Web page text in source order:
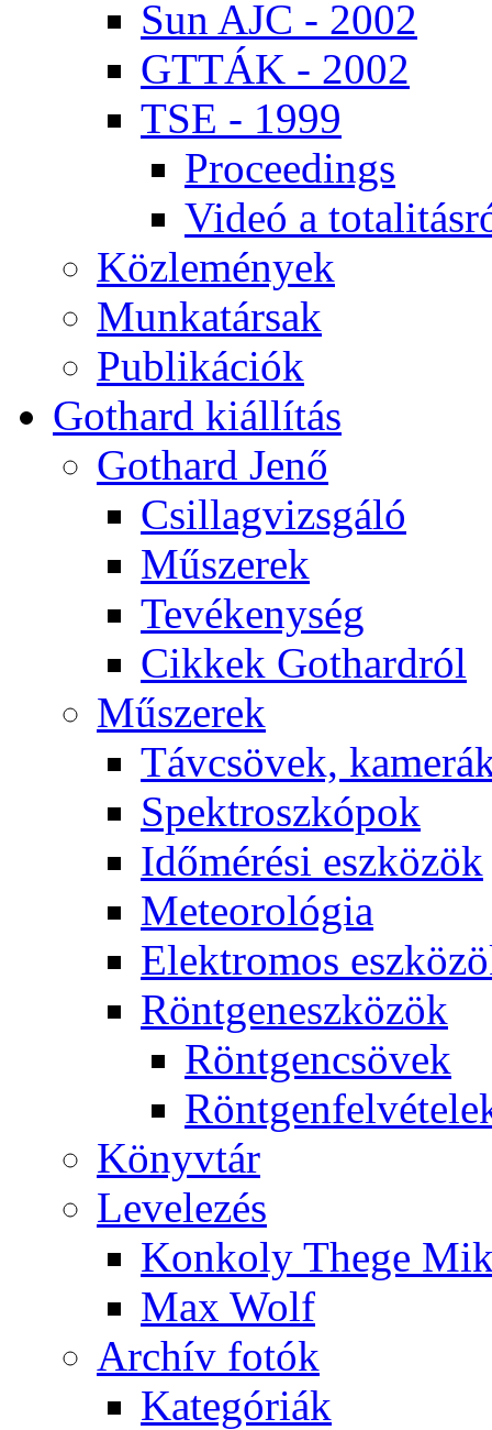
Sun AJC - 2002
GT­TÁK - 2002
TSE - 1999
Pro­ce­e­dings
Vi­deó a
Köz­le­mé­nyek
Mun­ka­tár­sak
Pub­li­ká­ci­ók
Got­hard ki­ál­lí­tás
Got­hard Je­nő
Csil­lag­vizs­gá­ló
Mű­sze­rek
Te­vé­keny­ség
Cik­kek Got­hard­ról
Mű­sze­rek
Táv­csö­vek,
Spekt­rosz­kó­pok
Idő­mé­ré­si esz­kö­zök
Me­te­o­ro­ló­gia
Elekt­ro­mos
Rönt­gen­esz­kö­zök
Rönt­gen­csö­vek
Könyv­tár
Le­ve­le­zés
Kon­koly The­ge
Max Wolf
Ar­chív fo­tók
Ka­te­gó­ri­ák